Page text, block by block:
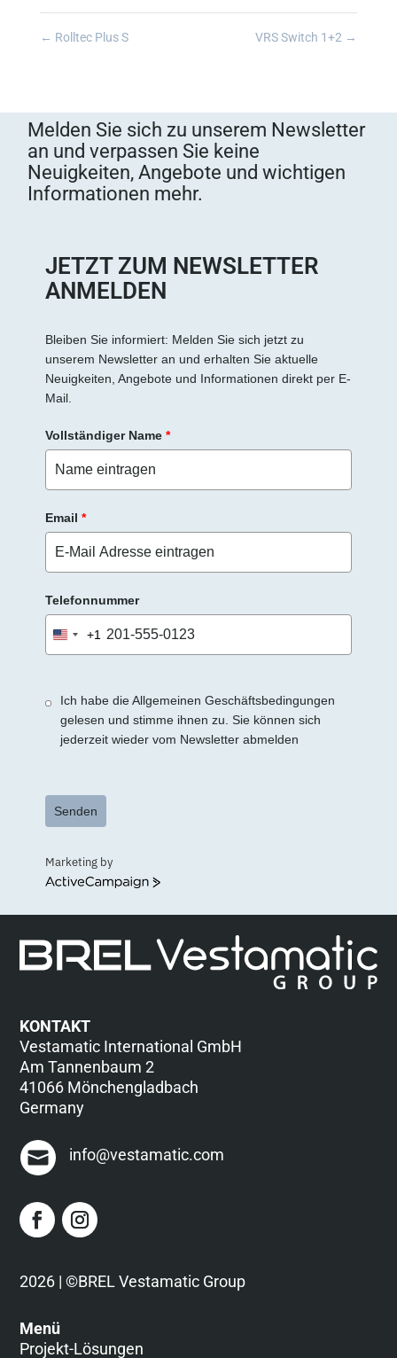
← Rolltec Plus S VRS Switch 1+2 →
Melden Sie sich zu unserem Newsletter
an und verpassen Sie keine
Neuigkeiten, Angebote und wichtigen
Informationen mehr.
JETZT ZUM NEWSLETTER
ANMELDEN
Bleiben Sie informiert: Melden Sie sich jetzt zu
unserem Newsletter an und erhalten Sie aktuelle
Neuigkeiten, Angebote und Informationen direkt per E-
Mail.
Vollständiger Name *
Email *
Telefonnummer
United
States
+1
Ich habe die Allgemeinen Geschäftsbedingungen
gelesen und stimme ihnen zu. Sie können sich
jederzeit wieder vom Newsletter abmelden
Senden
Marketing by
ActiveCampaign
KONTAKT
Vestamatic International GmbH
Am Tannenbaum 2
41066 Mönchengladbach
Germany
info@vestamatic.com
2026 | ©BREL Vestamatic Group
Menü
Projekt-Lösungen